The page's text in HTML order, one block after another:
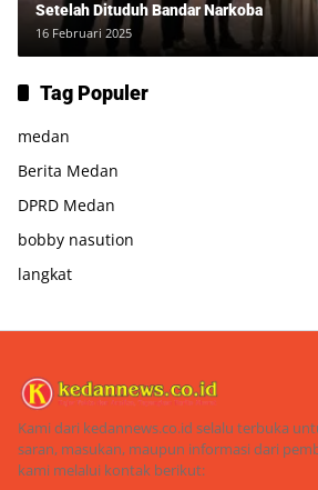
Setelah Dituduh Bandar Narkoba
16 Februari 2025
Tag Populer
medan
Berita Medan
DPRD Medan
bobby nasution
langkat
Kami dari kedannews.co.id selalu terbuka
saran, masukan, maupun informasi dari
kami melalui kontak berikut: